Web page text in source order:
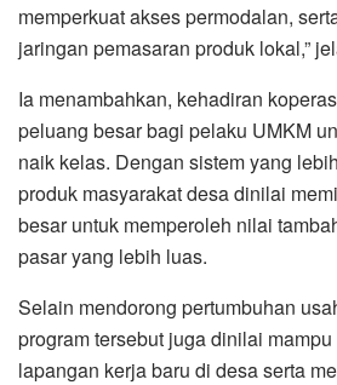
memperkuat akses permodalan,
jaringan pemasaran produk lokal,”
Ia menambahkan, kehadiran
peluang besar bagi pelaku UMKM
naik kelas. Dengan sistem yang
produk masyarakat desa dinilai
besar untuk memperoleh nilai
pasar yang lebih luas.
Selain mendorong pertumbuhan
program tersebut juga dinilai
lapangan kerja baru di desa serta